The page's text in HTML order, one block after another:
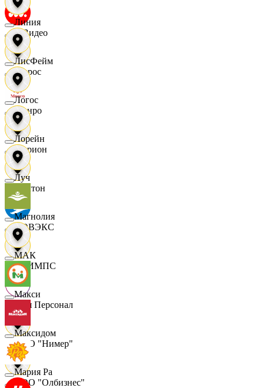
МВидео
Мирос
Монро
Морион
Мултон
НОВЭКС
ОЛИМПС
Ваш Персонал
ООО "Нимер"
ООО "Олбизнес"
Линия
ЛисФейм
Логос
Лорейн
Луч
Магнолия
МАК
Макси
Максидом
Мария Ра